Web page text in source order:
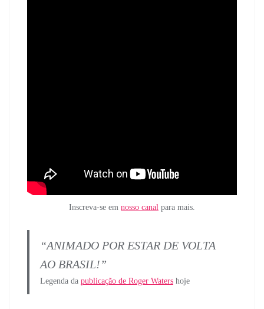
Inscreva-se em nosso canal para mais.
“ANIMADO POR ESTAR DE VOLTA
AO BRASIL!”
Legenda da publicação de Roger Watershoje